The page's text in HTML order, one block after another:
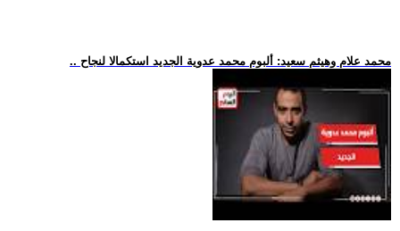
.. محمد علام وهيثم سعيد: ألبوم محمد عدوية الجديد استكمالا لنجاح